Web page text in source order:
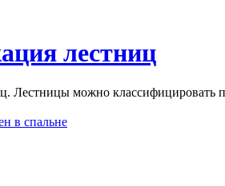
лестниц
Лестницы можно классифицировать